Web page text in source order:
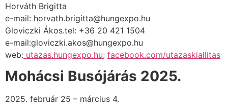
Horváth Brigitta
e-mail: horvath.brigitta@hungexpo.hu
Gloviczki Ákos.tel: +36 20 421 1504
e-mail:gloviczki.akos@hungexpo.hu
web: utazas.hungexpo.hu; facebook.com/utazaskiallitas
Mohácsi Busójárás 2025.
2025. február 25 – március 4.